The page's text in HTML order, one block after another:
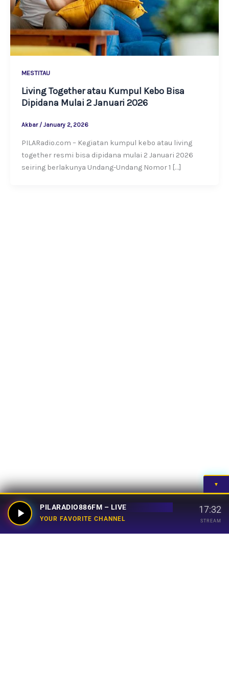
MESTITAU
Living Together atau Kumpul Kebo Bisa
Dipidana Mulai 2 Januari 2026
Akbar / January 2, 2026
PILARadio.com – Kegiatan kumpul kebo atau living
together resmi bisa dipidana mulai 2 Januari 2026
seiring berlakunya Undang-Undang Nomor 1 […]
▼
PILARADIO886FM – LIVE
YOUR FAVORITE CHANNEL
17:32
STREAM